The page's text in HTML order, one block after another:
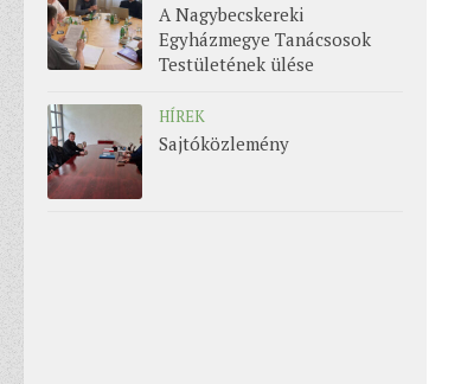
A Nagybecskereki
Egyházmegye Tanácsosok
Testületének ülése
HÍREK
Sajtóközlemény